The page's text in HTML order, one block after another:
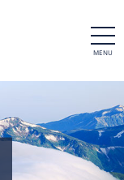
t
o
g
l
n
a
v
g
a